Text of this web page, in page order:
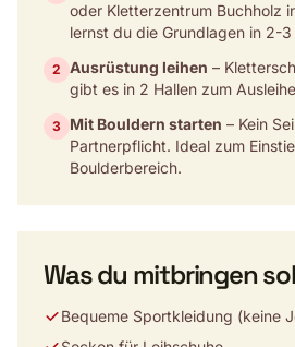
oder Kletterzentrum Buchholz
lernst du die Grundlagen in 2-3
2 Ausrüstung leihen –
gibt es in 2 Hallen zum
3 Mit Bouldern starten – Kein
Partnerpflicht. Ideal zum
Boulderbereich.
Was du mitbringen
Bequeme Sportkleidung (keine